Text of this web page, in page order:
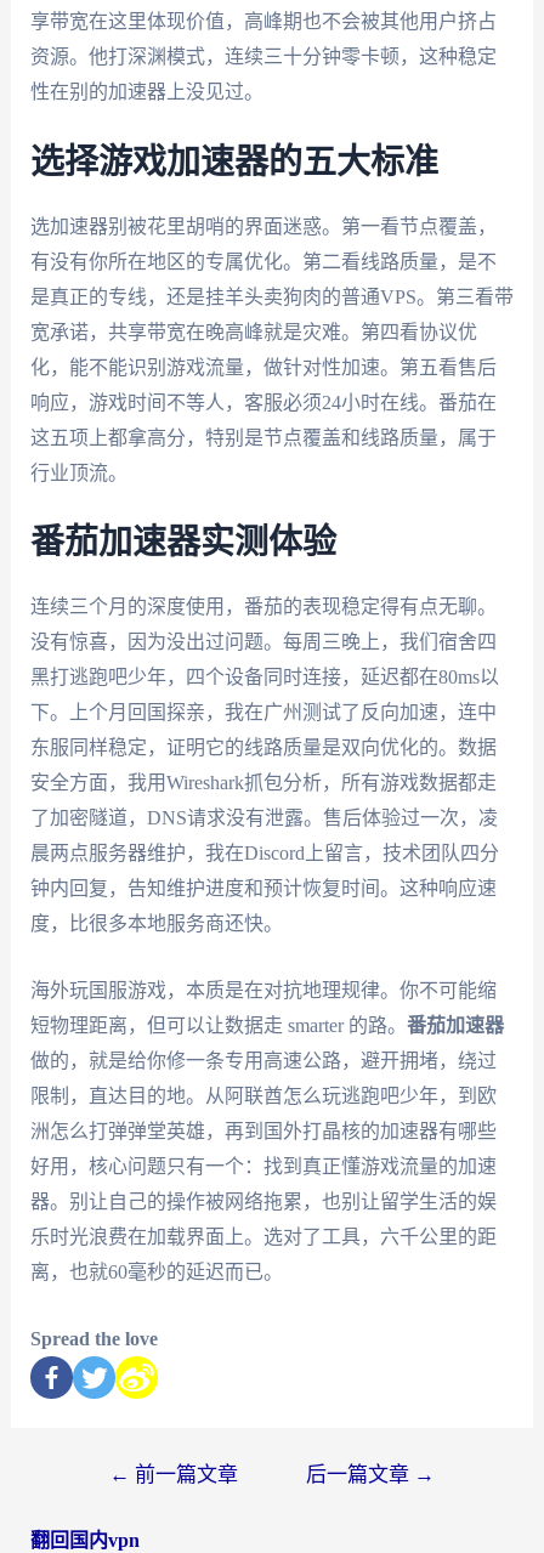
享带宽在这里体现价值，高峰期也不会被其他用户挤占
资源。他打深渊模式，连续三十分钟零卡顿，这种稳定
性在别的加速器上没见过。
选择游戏加速器的五大标准
选加速器别被花里胡哨的界面迷惑。第一看节点覆盖，
有没有你所在地区的专属优化。第二看线路质量，是不
是真正的专线，还是挂羊头卖狗肉的普通VPS。第三看带
宽承诺，共享带宽在晚高峰就是灾难。第四看协议优
化，能不能识别游戏流量，做针对性加速。第五看售后
响应，游戏时间不等人，客服必须24小时在线。番茄在
这五项上都拿高分，特别是节点覆盖和线路质量，属于
行业顶流。
番茄加速器实测体验
连续三个月的深度使用，番茄的表现稳定得有点无聊。
没有惊喜，因为没出过问题。每周三晚上，我们宿舍四
黑打逃跑吧少年，四个设备同时连接，延迟都在80ms以
下。上个月回国探亲，我在广州测试了反向加速，连中
东服同样稳定，证明它的线路质量是双向优化的。数据
安全方面，我用Wireshark抓包分析，所有游戏数据都走
了加密隧道，DNS请求没有泄露。售后体验过一次，凌
晨两点服务器维护，我在Discord上留言，技术团队四分
钟内回复，告知维护进度和预计恢复时间。这种响应速
度，比很多本地服务商还快。
海外玩国服游戏，本质是在对抗地理规律。你不可能缩
短物理距离，但可以让数据走 smarter 的路。 番茄加速器
做的，就是给你修一条专用高速公路，避开拥堵，绕过
限制，直达目的地。从阿联酋怎么玩逃跑吧少年，到欧
洲怎么打弹弹堂英雄，再到国外打晶核的加速器有哪些
好用，核心问题只有一个：找到真正懂游戏流量的加速
器。别让自己的操作被网络拖累，也别让留学生活的娱
乐时光浪费在加载界面上。选对了工具，六千公里的距
离，也就60毫秒的延迟而已。
Spread the love
← 前一篇文章 后一篇文章 →
翻回国内vpn